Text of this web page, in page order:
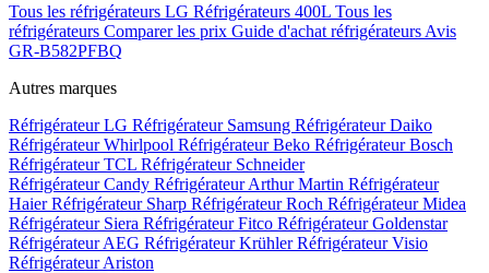
Tous les réfrigérateurs LG Réfrigérateurs 400L Tous les
réfrigérateurs Comparer les prix Guide d'achat réfrigérateurs Avis
GR-B582PFBQ
Autres marques
Réfrigérateur LG Réfrigérateur Samsung Réfrigérateur Daiko
Réfrigérateur Whirlpool Réfrigérateur Beko Réfrigérateur Bosch
Réfrigérateur TCL Réfrigérateur Schneider
Réfrigérateur Candy Réfrigérateur Arthur Martin Réfrigérateur
HaierRéfrigérateur Sharp Réfrigérateur Roch Réfrigérateur Midea
Réfrigérateur Siera Réfrigérateur Fitco Réfrigérateur Goldenstar
Réfrigérateur AEG Réfrigérateur KrühlerRéfrigérateur Visio
Réfrigérateur Ariston